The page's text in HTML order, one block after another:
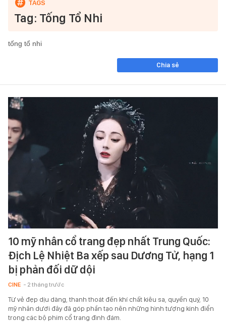
Tag: Tống Tổ Nhi
tống tổ nhi
Chia sẻ
10 mỹ nhân cổ trang đẹp nhất Trung Quốc:
Địch Lệ Nhiệt Ba xếp sau Dương Tử, hạng 1
bị phản đối dữ dội
CINE - 2 tháng trước
Từ vẻ đẹp dịu dàng, thanh thoát đến khí chất kiêu sa, quyền quý, 10
mỹ nhân dưới đây đã góp phần tạo nên những hình tượng kinh điển
trong các bộ phim cổ trang đình đám.